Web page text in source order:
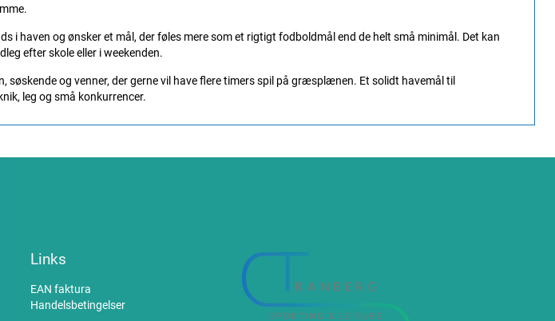
i haven og ønsker et mål, der føles mere som et rigtigt fodboldmål end de helt små minimål. Det kan
efter skole eller i weekenden.
og venner, der gerne vil have flere timers spil på græsplænen. Et solidt havemål til
leg og små konkurrencer.
Links
EAN faktura
Handelsbetingelser